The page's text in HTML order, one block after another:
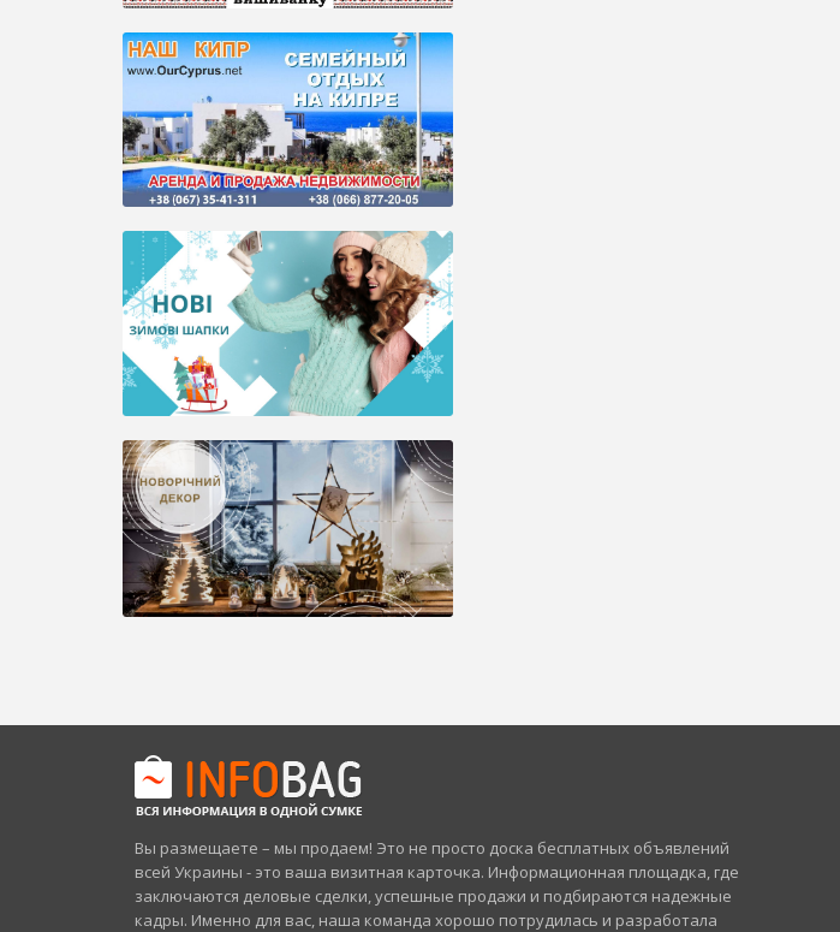
Вы размещаете – мы продаем! Это не просто доска бесплатных объявлений
всей Украины - это ваша визитная карточка. Информационная площадка, где
заключаются деловые сделки, успешные продажи и подбираются надежные
кадры. Именно для вас, наша команда хорошо потрудилась и разработала